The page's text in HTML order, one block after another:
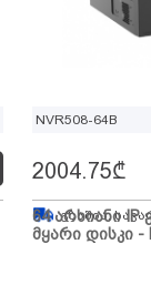
NVR508-64B
64 არხიანი IP
მყარი დისკი -
2004.75₾
გზაშია,